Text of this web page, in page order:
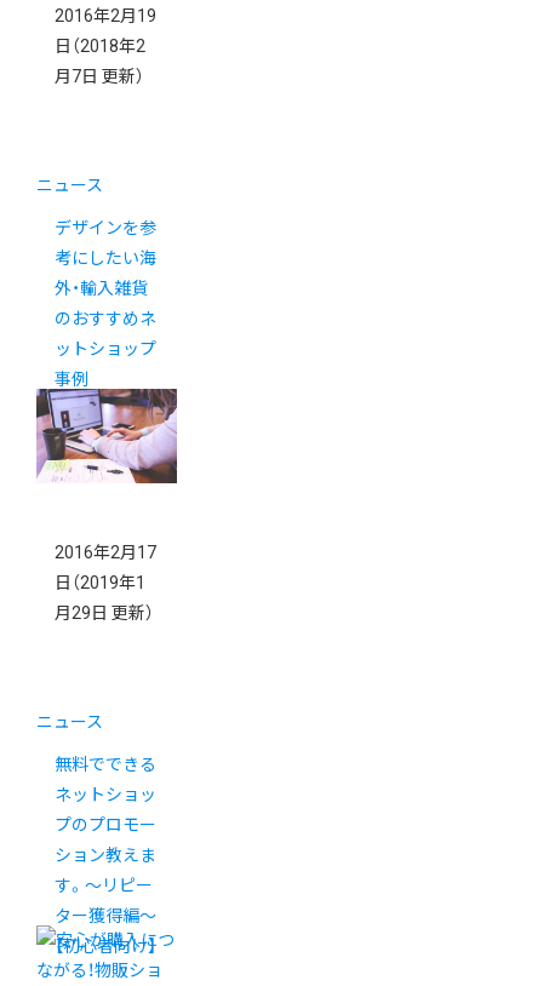
2016年2月19
日 （2018年2
月7日 更新）
ニュース
デザインを参
考にしたい海
外・輸入雑貨
のおすすめネ
ットショップ
事例
2016年2月17
日 （2019年1
月29日 更新）
ニュース
無料でできる
ネットショッ
プのプロモー
ション教えま
す。〜リピー
ター獲得編〜
【初心者向け】